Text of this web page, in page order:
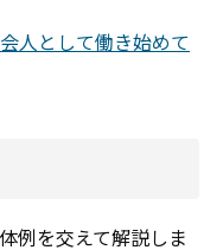
人として働き始めて
例を交えて解説しま